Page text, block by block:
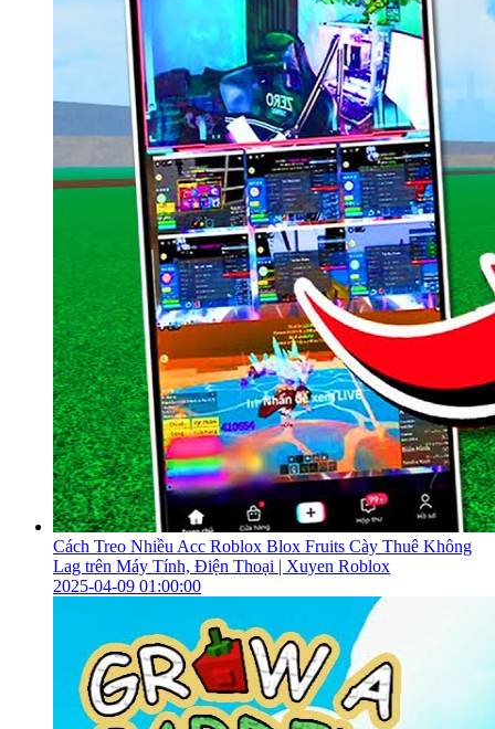
Cách Treo Nhiều Acc Roblox Blox Fruits Cày Thuê Không
Lag trên Máy Tính, Điện Thoại | Xuyen Roblox
2025-04-09 01:00:00